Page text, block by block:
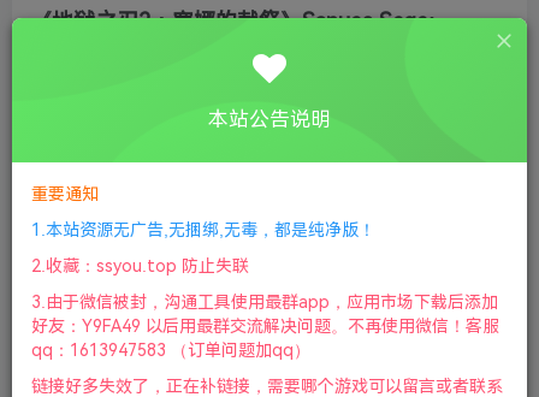
《地狱之刃2：塞娜的献祭》Senuas Saga:
①下载安装教程
库下载 ④ DX修复下载
版本：v1.0.0.0.162837|容量50GB|官方简体中文|支持键盘.
鼠标.手柄|2024年08月24号更新
游戏介绍
本站公告说明
重要通知
1.本站资源无广告,无捆绑,无毒，都是纯净版！
2.收藏：ssyou.top 防止失联
3.由于微信被封，沟通工具使用最群app，应用市场下载后添加
好友：Y9FA49 以后用最群交流解决问题。不再使用微信！客服
qq：1613947583 （订单问题加qq）
链接好多失效了，正在补链接，需要哪个游戏可以留言或者联系